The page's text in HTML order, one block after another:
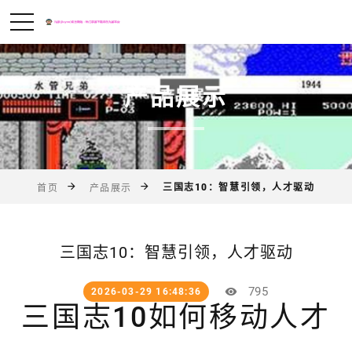
产品展示
首页 产品展示 三国志10：智慧引领，人才驱动
三国志10：智慧引领，人才驱动
2026-03-29 16:48:36 795
三国志10如何移动人才